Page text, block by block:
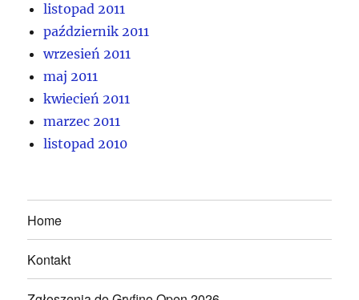
listopad 2011
październik 2011
wrzesień 2011
maj 2011
kwiecień 2011
marzec 2011
listopad 2010
Home
Kontakt